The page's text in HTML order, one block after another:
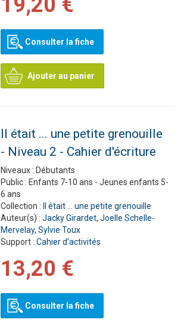
Consulter la fiche
Ajouter au panier
Il était ... une petite grenouille
- Niveau 2 - Cahier d'écriture
Niveaux : Débutants
Public : Enfants 7-10 ans - Jeunes enfants 5-
6 ans
Collection :
Il était ... une petite grenouille
Auteur(s) : Jacky Girardet, Joelle Schelle-
Mervelay, Sylvie Toux
Support : Cahier d'activités
13,20 €
Consulter la fiche